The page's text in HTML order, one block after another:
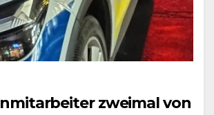
zweimal von